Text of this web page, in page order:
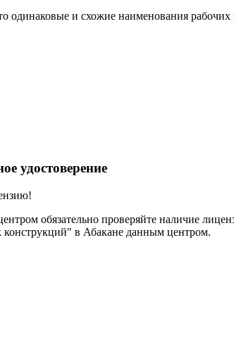
одинаковые и схожие наименования
удостоверение
обязательно проверяйте наличие
в Абакане данным центром.